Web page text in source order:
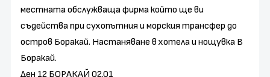
местната обслужваща фирма който ще ви
съдейства при сухопътния и морския трансфер до
остров Боракай. Настаняване в хотела и нощувка В
Боракай.
Ден 12 БОРАКАЙ 02.01